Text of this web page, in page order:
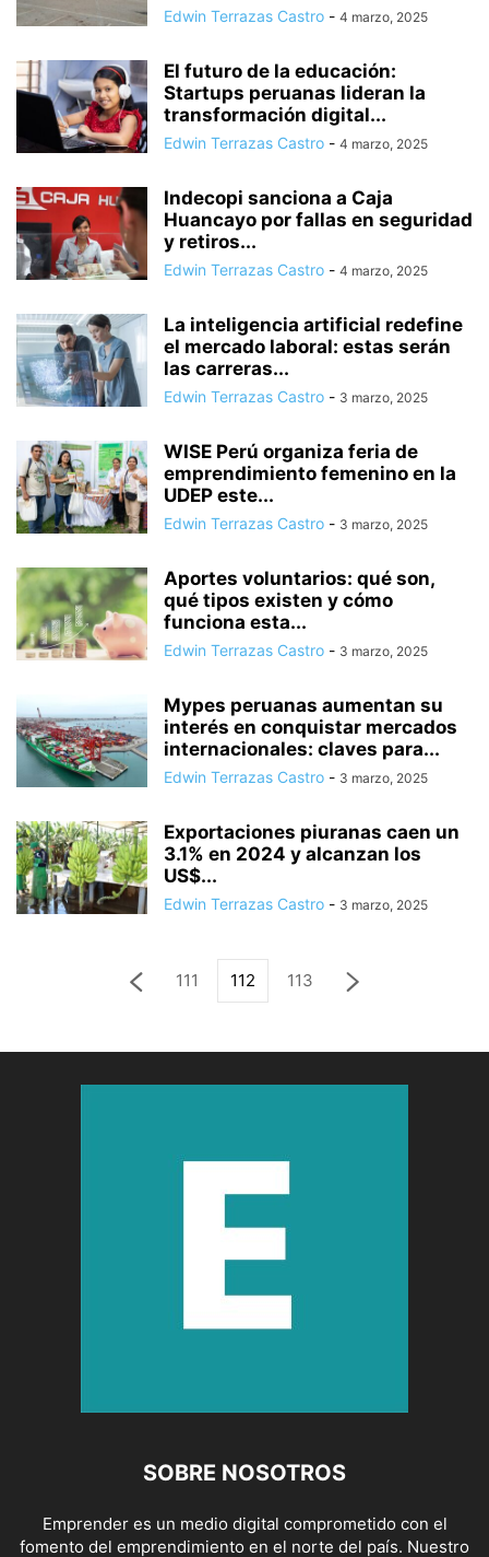
Edwin Terrazas Castro - 4 marzo, 2025
El futuro de la educación:
Startups peruanas lideran la
transformación digital...
Edwin Terrazas Castro - 4 marzo, 2025
Indecopi sanciona a Caja
Huancayo por fallas en seguridad
y retiros...
Edwin Terrazas Castro - 4 marzo, 2025
La inteligencia artificial redefine
el mercado laboral: estas serán
las carreras...
Edwin Terrazas Castro - 3 marzo, 2025
WISE Perú organiza feria de
emprendimiento femenino en la
UDEP este...
Edwin Terrazas Castro - 3 marzo, 2025
Aportes voluntarios: qué son,
qué tipos existen y cómo
funciona esta...
Edwin Terrazas Castro - 3 marzo, 2025
Mypes peruanas aumentan su
interés en conquistar mercados
internacionales: claves para...
Edwin Terrazas Castro - 3 marzo, 2025
Exportaciones piuranas caen un
3.1% en 2024 y alcanzan los
US$...
Edwin Terrazas Castro - 3 marzo, 2025
111 112 113
SOBRE NOSOTROS
Emprender es un medio digital comprometido con el
fomento del emprendimiento en el norte del país. Nuestro